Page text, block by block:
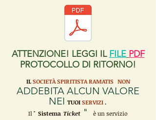
ATTENZIONE! LEGGI IL FILE PDF
PROTOCOLLO DI RITORNO!
IL SOCIETÀ SPIRITISTA RAMATIS NON
ADDEBITA ALCUN VALORE
NEI TUOI SERVIZI.
Il " Sistema Ticket "
è un servizio